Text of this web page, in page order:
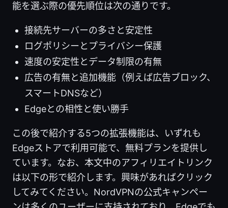
能を選ぶ際の優先順位は次の通りです。
接続先サーバーの多さと安定性
ログポリシーとプライバシー保護
速度の安定性とデータ制限の有無
広告の有無と追加機能（例えば広告ブロック、
スマートDNSなど）
Edgeとの相性と使い勝手
この後で紹介する5つの拡張機能は、いずれも
Edgeストアで利用可能で、無料プランを提供し
ています。なお、本文中のアフィリエイトリンク
は以下の形で紹介します。興味があればクリック
してみてください。NordVPNの公式キャンペー